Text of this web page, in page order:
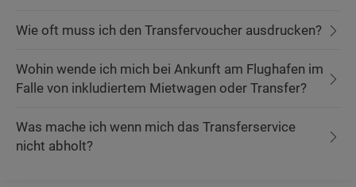
Wie oft muss ich den Transfervoucher ausdrucken?
Wohin wende ich mich bei Ankunft am Flughafen im
Falle von inkludiertem Mietwagen oder Transfer?
Was mache ich wenn mich das Transferservice
nicht abholt?